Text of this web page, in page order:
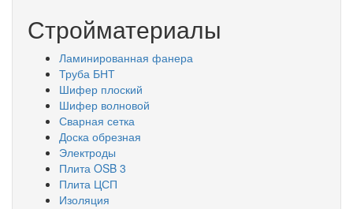
Стройматериалы
Ламинированная фанера
Труба БНТ
Шифер плоский
Шифер волновой
Сварная сетка
Доска обрезная
Электроды
Плита OSB 3
Плита ЦСП
Изоляция